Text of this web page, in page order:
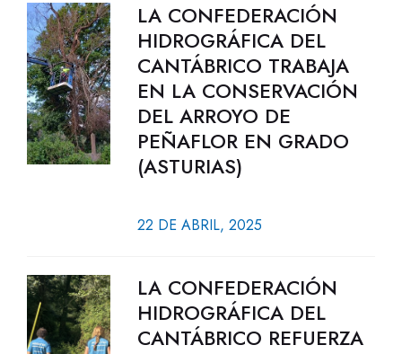
LA CONFEDERACIÓN
HIDROGRÁFICA DEL
CANTÁBRICO TRABAJA
EN LA CONSERVACIÓN
DEL ARROYO DE
PEÑAFLOR EN GRADO
(ASTURIAS)
22 DE ABRIL, 2025
LA CONFEDERACIÓN
HIDROGRÁFICA DEL
CANTÁBRICO REFUERZA